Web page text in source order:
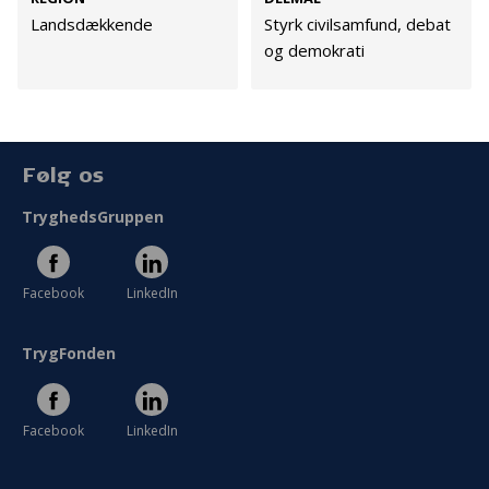
Landsdækkende
Styrk civilsamfund, debat
og demokrati
Cookies
Følg os
TryghedsGruppen
Facebook LinkedIn
TrygFonden
Facebook LinkedIn